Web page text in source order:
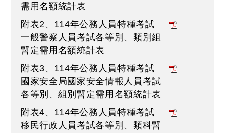
需用名額統計表
附表2、114年公務人員特種考試
一般警察人員考試各等別、類別組
暫定需用名額統計表
附表3、114年公務人員特種考試
國家安全局國家安全情報人員考試
各等別、組別暫定需用名額統計表
附表4、114年公務人員特種考試
移民行政人員考試各等別、類科暫